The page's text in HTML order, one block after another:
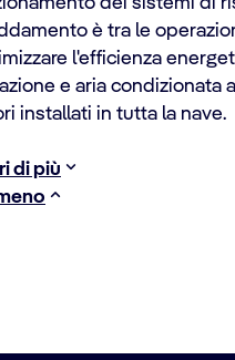
è tra le
l'efficienza
e aria condizionata
installati in tutta la nave.
di più